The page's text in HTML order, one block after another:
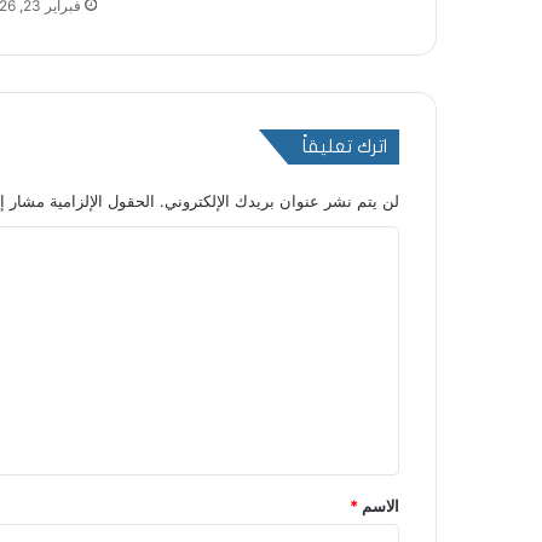
فبراير 23, 2026
اترك تعليقاً
لن يتم نشر عنوان بريدك الإلكتروني. الحقول الإلزامية مشار
*
الاسم *